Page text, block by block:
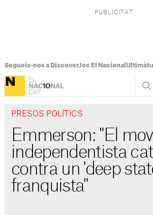
Segueix-nos a DiscoverJoc El Nacional
PRESOS POLÍTICS
Emmerson: "El
independentista
contra un 'deep
franquista"